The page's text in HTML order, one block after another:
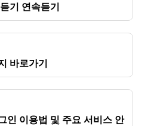
기 연속듣기
바로가기
인 이용법 및 주요 서비스 안